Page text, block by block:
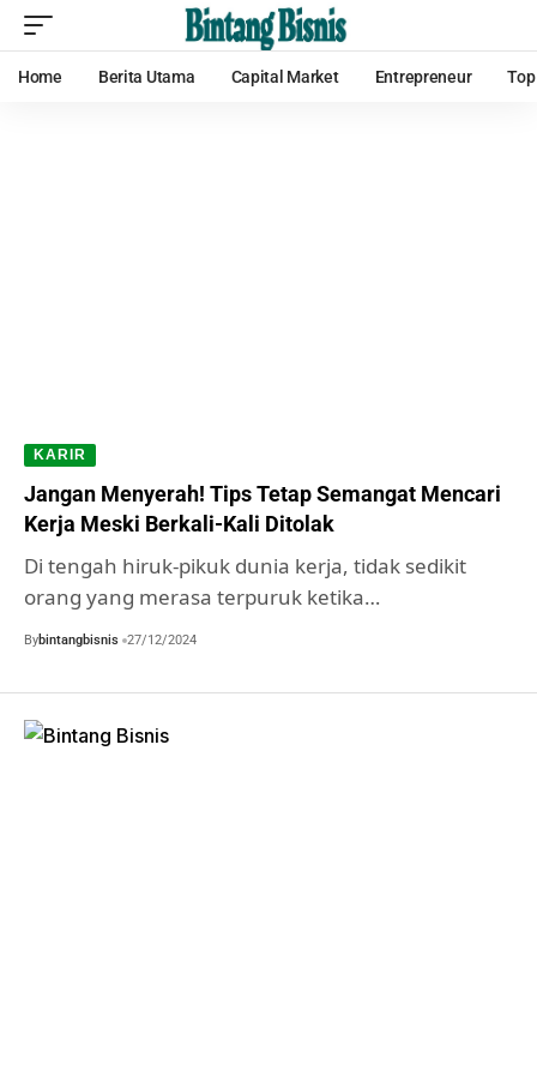
Home Berita Utama Capital Market Entrepreneur
KARIR
Jangan Menyerah! Tips Tetap Semangat Mencari
Kerja Meski Berkali-Kali Ditolak
Di tengah hiruk-pikuk dunia kerja, tidak sedikit
orang yang merasa terpuruk ketika…
Bybintangbisnis 27/12/2024